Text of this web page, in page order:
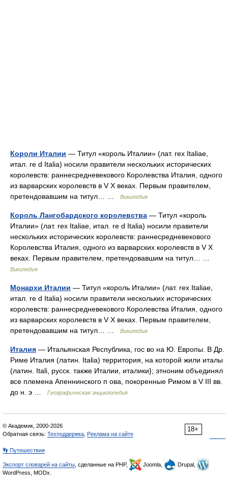
Короли Италии — Титул «король Италии» (лат. rex Italiae,
итал. re d Italia) носили правители нескольких исторических
королевств: раннесредневекового Королевства Италия, одного
из варварских королевств в V X веках. Первым правителем,
претендовавшим на титул… …
Википедия
Король Лангобардского королевства — Титул «король
Италии» (лат. rex Italiae, итал. re d Italia) носили правители
нескольких исторических королевств: раннесредневекового
Королевства Италия, одного из варварских королевств в V X
веках. Первым правителем, претендовавшим на титул… …
Википедия
Монархи Италии — Титул «король Италии» (лат. rex Italiae,
итал. re d Italia) носили правители нескольких исторических
королевств: раннесредневекового Королевства Италия, одного
из варварских королевств в V X веках. Первым правителем,
претендовавшим на титул… …
Википедия
Италия — Итальянская Республика, гос во на Ю. Европы. В Др.
Риме Италия (латин. Italia) территория, на которой жили италы
(латин. Itali, русск. также Италии, италики}; этноним объединял
все племена Апеннинского п ова, покоренные Римом в V III вв.
до н. э …
Географическая энциклопедия
18+
© Академик, 2000-2026
Обратная связь: Техподдержка Реклама на сайте
👣 Путешествия
Экспорт словарей на сайты , сделанные на PHP, Joomla,
Drupal,
WordPress, MODx.